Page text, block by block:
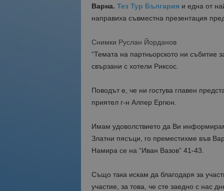
Варна. Тез Тур България и една от
направиха съвместна презентация
Снимки Руслан Йорданов
“Темата на партньорското ни събитие
свързани с хотели Риксос.
Поводът е, че ни гостува главен
приятел г-н Алпер Ергюн.
Имам удоволствието да Ви
Златни пясъци, го преместихме във
Намира се на “Иван Вазов” 41-43.
Също така искам да благодаря за
участие, за това, че сте заедно с нас